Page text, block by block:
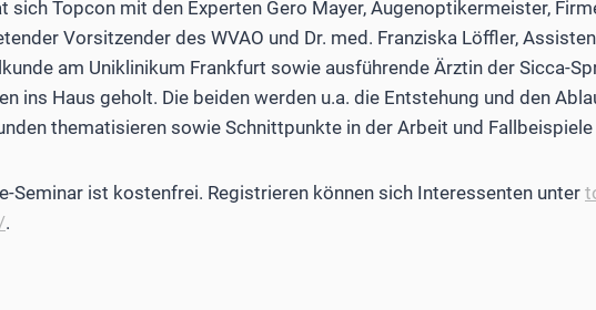
sich Topcon mit den Experten Gero Mayer, Augenoptikermeister,
Vorsitzender des WVAO und Dr. med. Franziska Löffler,
am Uniklinikum Frankfurt sowie ausführende Ärztin der Sicca-
ins Haus geholt. Die beiden werden u.a. die Entstehung und den
thematisieren sowie Schnittpunkte in der Arbeit und
Seminar ist kostenfrei. Registrieren können sich Interessenten unter
.